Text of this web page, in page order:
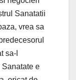
Sanatatii
vrea sa
sa-l
Sanatate e